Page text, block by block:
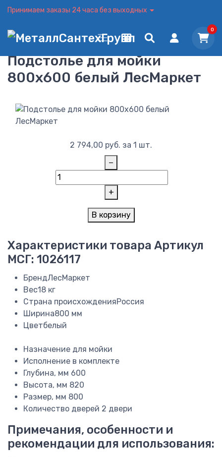
Принимаем заказы 24 часа без выходных
0
Подстолье для мойки
800х600 белый ЛесМаркет
2 794,00 руб. за 1 шт.
−
+
В корзину
Характеристики товара Артикул
МСГ: 1026117
БрендЛесМаркет
Вес18 кг
Страна происхожденияРоссия
Ширина800 мм
Цветбелый
Назначение для мойки
Исполнение в комплекте
Глубина, мм 600
Высота, мм 820
Размер, мм 800
Количество дверей 2 двери
Примечания, особенности и
рекомендации для использования: